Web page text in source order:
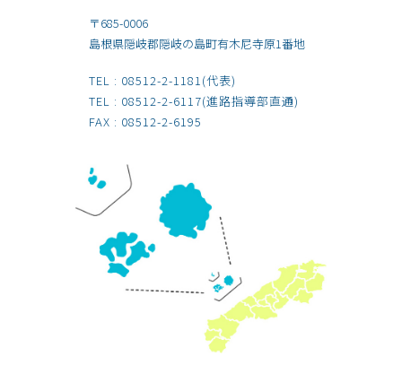
〒685-0006
島根県隠岐郡隠岐の島町有木尼寺原1番地
TEL : 08512-2-1181(代表)
TEL : 08512-2-6117(進路指導部直通)
FAX : 08512-2-6195